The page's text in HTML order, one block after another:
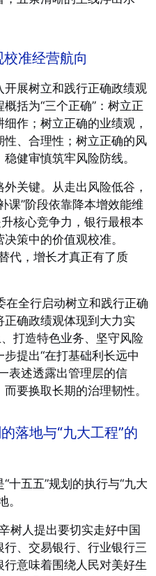
准经营航向
展树立和践行正确政绩观
括为“三个正确”：树立正
作；树立正确的业绩观，
、合理性；树立正确的风
健审慎筑牢风险防线。
关键。从走出风险低谷，
课”阶段依靠降本增效能维
核心竞争力，银行最根本
策中的价值观校准。
代，增长才真正有了质
全行启动树立和践行正确
确政绩观体现到大力实
打造特色业务、坚守风险
步提出“在打基础利长远中
表述透露出管理层的信
要换取长期的治理韧性。
落地与“九大工程”的
十五五”规划的执行与“九大
。
树人提出要切实走好中国
、交易银行、行业银行三
行意味着围绕人民对美好生